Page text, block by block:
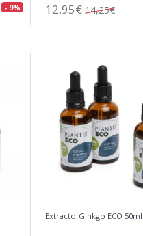
- 9% 12,95€ 14,25€
Extracto Ginkgo ECO 50ml